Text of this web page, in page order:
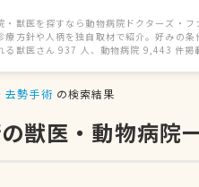
・獣医を探すなら動物病院ドクターズ・フ
療方針や人柄を独自取材で紹介。好みの条
る獣医さん 937 人、動物病院 9,443 件
去勢手術 の検索結果
獣医・動物病院